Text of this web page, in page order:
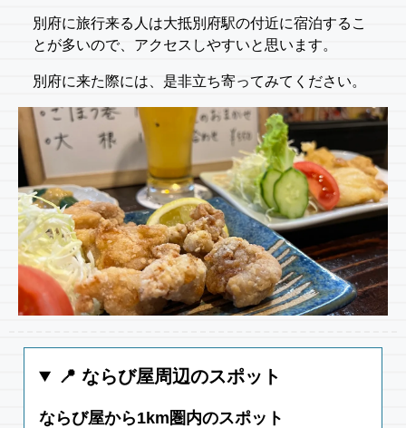
別府に旅行来る人は大抵別府駅の付近に宿泊するこ
とが多いので、アクセスしやすいと思います。
別府に来た際には、是非立ち寄ってみてください。
📍 ならび屋周辺のスポット
ならび屋から1km圏内のスポット